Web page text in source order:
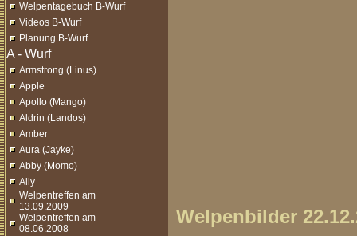
Welpentagebuch B-Wurf
Videos B-Wurf
Planung B-Wurf
Armstrong (Linus)
Apple
Apollo (Mango)
Aldrin (Landos)
Amber
Aura (Jayke)
Abby (Momo)
Ally
Welpentreffen am
13.09.2009
Welpentreffen am
08.06.2008
Welpenbilder